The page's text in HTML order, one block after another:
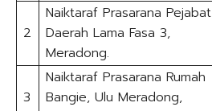
2
Naiktaraf Prasarana Pejabat
Daerah Lama Fasa 3,
Meradong.
3
Naiktaraf Prasarana Rumah
Bangie, Ulu Meradong,